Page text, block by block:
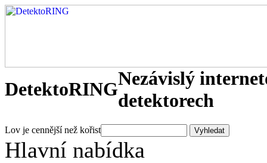
DetektoRINGNezávislý
detektorech
Lov je cennější než kořist
Hlavní nabídka